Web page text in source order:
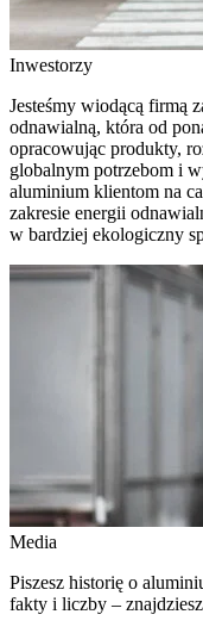
Inwestorzy
Jesteśmy wiodącą firmą
odnawialną, która od
opracowując produkty,
globalnym potrzebom i
aluminium klientom na
zakresie energii
w bardziej ekologiczny
Media
Piszesz historię o
fakty i liczby –